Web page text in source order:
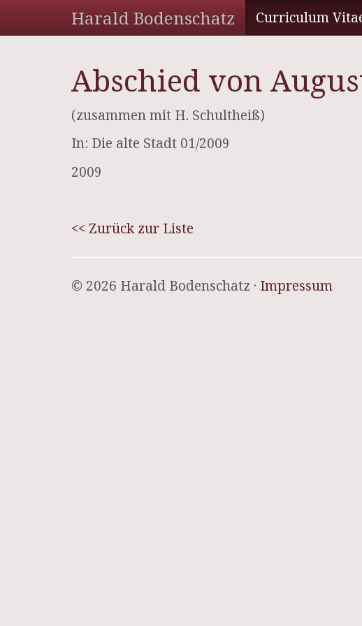
Harald Bodenschatz Curriculum
Abschied von
(zusammen mit H. Schultheiß)
In: Die alte Stadt 01/2009
2009
<< Zurück zur Liste
© 2026 Harald Bodenschatz · Impressum